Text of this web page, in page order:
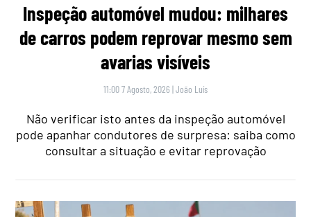
Inspeção automóvel mudou: milhares
de carros podem reprovar mesmo sem
avarias visíveis
11:00 7 Agosto, 2026 |João Luís
Não verificar isto antes da inspeção automóvel
pode apanhar condutores de surpresa: saiba como
consultar a situação e evitar reprovação